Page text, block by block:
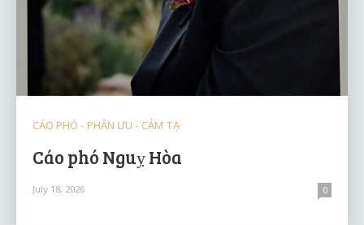
CÁO PHÓ - PHÂN ƯU - CẢM TẠ
Cáo phó Nguỵ Hòa
July 18, 2026 0